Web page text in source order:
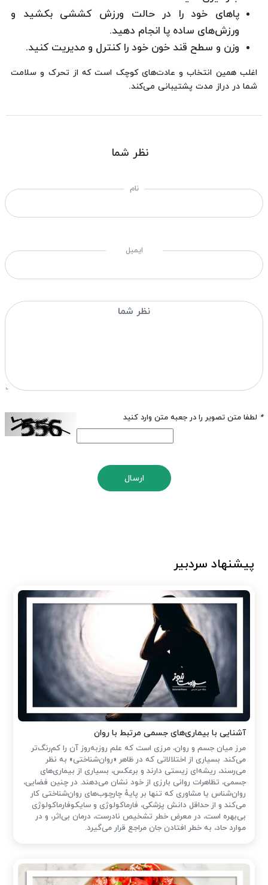
پاهای خود را در حالت ورزش کششی بکشید و
ورزش‌های ساده پا انجام دهید.
وزن و سطح قند خون خود را کنترل و مدیریت کنید.
اغلب همین انتخاب و عادت‌های کوچک است که از تحرک و سلامت
شما در دراز مدت پشتیبانی می‌کند.
نظر شما
نام
ایمیل
* لطفا متن تصویر را در جعبه متن وارد کنید
ارسال
پیشنهاد سردبیر
آشنایی با بیماری‌های جسمی مرتبط با روان
مرز میان جسم و روان، مرزی است که علم روزبه‌روز آن را کم‌رنگ‌تر
می‌کند. بسیاری از اختلالاتی که در ظاهر «روان‌شناختی» به نظر
می‌رسند، ریشه‌ای زیستی دارند و برعکس، بسیاری از بیماری‌های
جسمی، تظاهرات روانی بارزی از خود نشان می‌دهند. در چنین فضایی،
روان‌شناس یا مشاوری که تنها بر پایهٔ چارچوب‌های روان‌شناختی کار
می‌کند و از حداقل دانش پزشکی، فارماکولوژی و سایکوفارماکولوژی
بی‌بهره است، در معرض خطر تشخیص نادرست، درمان بی‌اثر، و در
موارد حاد، به خطر افتادن جان مراجع قرار می‌گیرد.